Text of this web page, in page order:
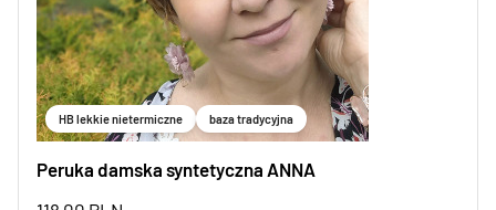
HB lekkie nietermiczne baza tradycyjna
Peruka damska syntetyczna ANNA